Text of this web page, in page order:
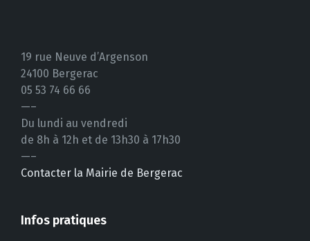
19 rue Neuve d’Argenson
24100 Bergerac
05 53 74 66 66
—–
Du lundi au vendredi
de 8h à 12h et de 13h30 à 17h30
—–
Contacter la Mairie de Bergerac
Infos pratiques